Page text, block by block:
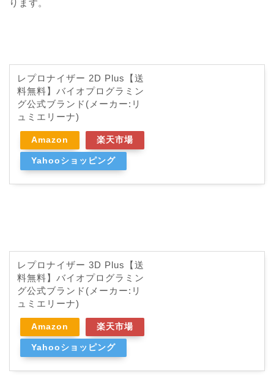
ります。
レプロナイザー 2D Plus【送
料無料】バイオプログラミン
グ公式ブランド(メーカー:リ
ュミエリーナ)
Amazon 楽天市場
Yahooショッピング
レプロナイザー 3D Plus【送
料無料】バイオプログラミン
グ公式ブランド(メーカー:リ
ュミエリーナ)
Amazon 楽天市場
Yahooショッピング